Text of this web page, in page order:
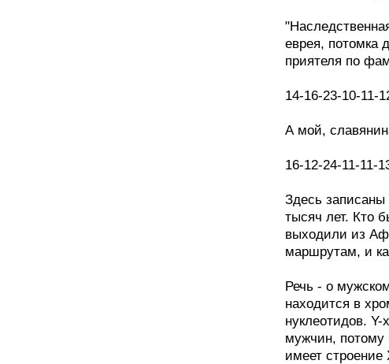
еврея, потомка
приятеля по
14-16-23-10-11-
А мой,
16-12-24-11-11-
Здесь
тысяч лет. Кто
выходили из
маршрутам, и
Речь - о
находится в
нуклеотидов.
мужчин, потому
имеет